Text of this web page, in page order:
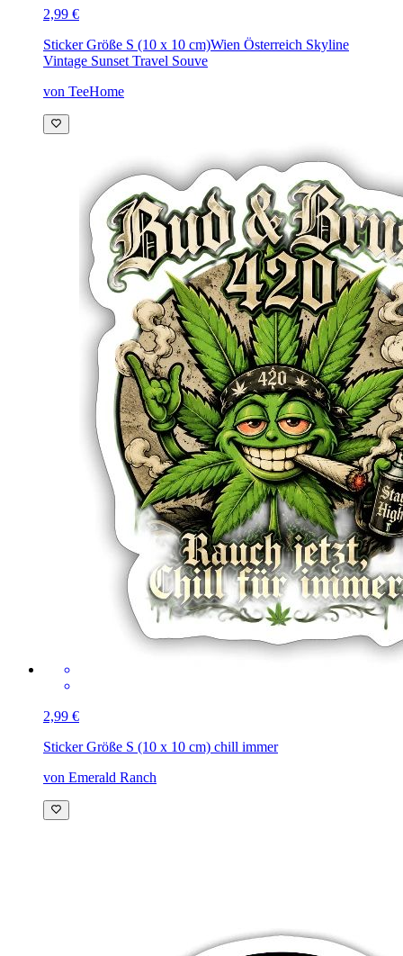
2,99 €
Sticker Größe S (10 x 10 cm)Wien Österreich Skyline
Vintage Sunset Travel Souve
von TeeHome
2,99 €
Sticker Größe S (10 x 10 cm) chill immer
von Emerald Ranch